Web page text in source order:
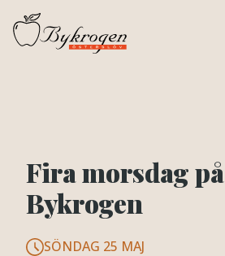
Fira morsdag på
Bykrogen
SÖNDAG 25 MAJ